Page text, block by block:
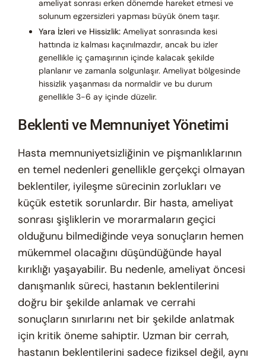
ameliyat sonrası erken dönemde hareket etmesi ve
solunum egzersizleri yapması büyük önem taşır.
Yara İzleri ve Hissizlik: Ameliyat sonrasında kesi
hattında iz kalması kaçınılmazdır, ancak bu izler
genellikle iç çamaşırının içinde kalacak şekilde
planlanır ve zamanla solgunlaşır. Ameliyat bölgesinde
hissizlik yaşanması da normaldir ve bu durum
genellikle 3-6 ay içinde düzelir.
Beklenti ve Memnuniyet Yönetimi
Hasta memnuniyetsizliğinin ve pişmanlıklarının
en temel nedenleri genellikle gerçekçi olmayan
beklentiler, iyileşme sürecinin zorlukları ve
küçük estetik sorunlardır. Bir hasta, ameliyat
sonrası şişliklerin ve morarmaların geçici
olduğunu bilmediğinde veya sonuçların hemen
mükemmel olacağını düşündüğünde hayal
kırıklığı yaşayabilir. Bu nedenle, ameliyat öncesi
danışmanlık süreci, hastanın beklentilerini
doğru bir şekilde anlamak ve cerrahi
sonuçların sınırlarını net bir şekilde anlatmak
için kritik öneme sahiptir. Uzman bir cerrah,
hastanın beklentilerini sadece fiziksel değil, aynı